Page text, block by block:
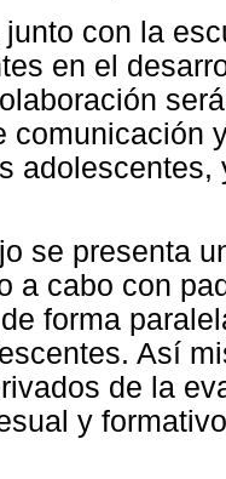
con la
en el
comunicación
se presenta
a cabo con
forma
Así
de la
y